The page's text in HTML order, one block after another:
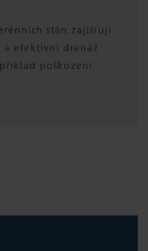
stěn zajišťují
efektivní drenáž
poškození